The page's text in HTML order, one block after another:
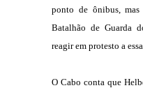
ponto de ônibus,
Batalhão de Guarda
reagir em protesto a
O Cabo conta que